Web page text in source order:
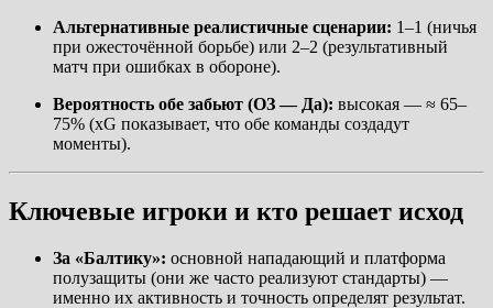
Альтернативные реалистичные сценарии: 1–1 (ничья
при ожесточённой борьбе) или 2–2 (результативный
матч при ошибках в обороне).
Вероятность обе забьют (ОЗ — Да): высокая — ≈ 65–
75% (xG показывает, что обе команды создадут
моменты).
Ключевые игроки и кто решает исход
За «Балтику»: основной нападающий и платформа
полузащиты (они же часто реализуют стандарты) —
именно их активность и точность определят результат.